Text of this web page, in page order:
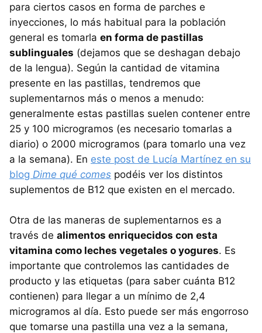
para ciertos casos en forma de parches e
inyecciones, lo más habitual para la población
general es tomarla en forma de pastillas
sublinguales (dejamos que se deshagan debajo
de la lengua). Según la cantidad de vitamina
presente en las pastillas, tendremos que
suplementarnos más o menos a menudo:
generalmente estas pastillas suelen contener entre
25 y 100 microgramos (es necesario tomarlas a
diario) o 2000 microgramos (para tomarlo una vez
a la semana). En este post de Lucía Martínez en su
blog Dime qué comes podéis ver los distintos
suplementos de B12 que existen en el mercado.
Otra de las maneras de suplementarnos es a
través de alimentos enriquecidos con esta
vitamina como leches vegetales o yogures. Es
importante que controlemos las cantidades de
producto y las etiquetas (para saber cuánta B12
contienen) para llegar a un mínimo de 2,4
microgramos al día. Esto puede ser más engorroso
que tomarse una pastilla una vez a la semana,